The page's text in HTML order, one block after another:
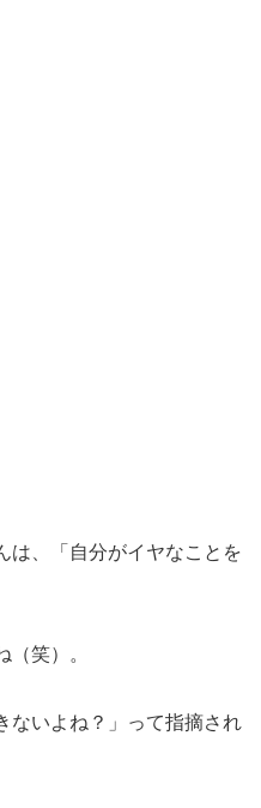
は、「自分がイヤなことを
（笑）。
ないよね？」って指摘され